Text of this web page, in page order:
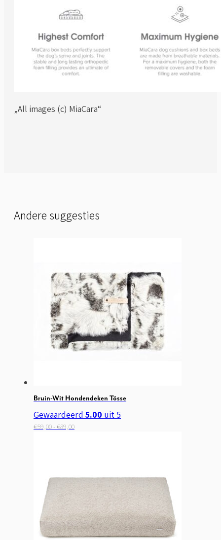
„All images (c) MiaCara“
Andere suggesties
Bruin-Wit Hondendeken Tösse
Gewaardeerd 5.00 uit 5
€59,00 -€89,00Prijsklasse:
Dit
kan
gekozen
worden